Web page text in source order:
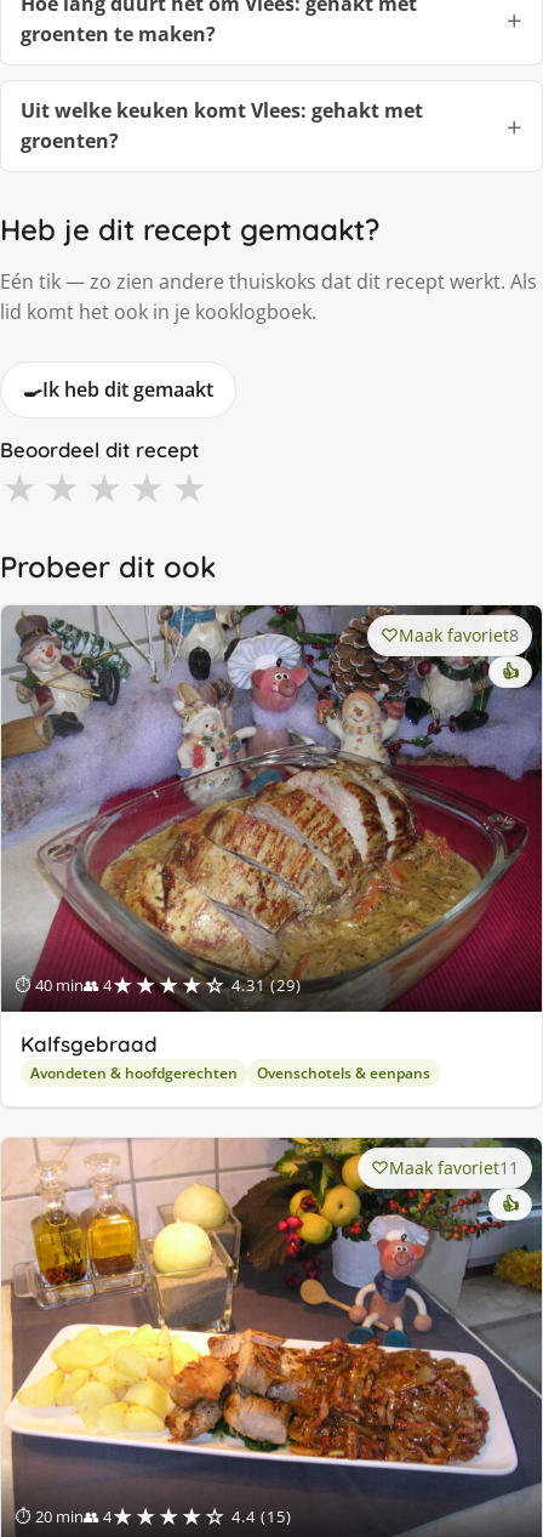
groenten te maken?
Uit welke keuken komt Vlees: gehakt met
groenten?
Heb je dit recept gemaakt?
Eén tik — zo zien andere thuiskoks dat dit recept werkt. Als
lid komt het ook in je kooklogboek.
🍳Ik heb dit gemaakt
Beoordeel dit recept
★ ★ ★ ★ ★
Probeer dit ook
⏱ 40 min👥 4★★★★☆ 4.31 (29)
Maak favoriet8
👍
Kalfsgebraad
Avondeten & hoofdgerechten Ovenschotels & eenpans
⏱ 20 min👥 4★★★★☆ 4.4 (15)
Maak favoriet11
👍